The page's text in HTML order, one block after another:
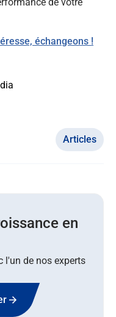
échangeons !
Articles
en
l'un de nos experts